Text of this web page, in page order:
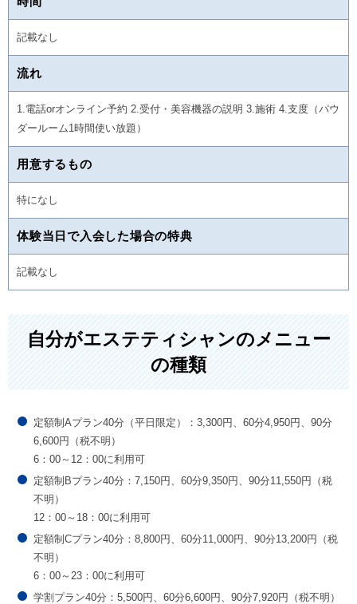
記載なし
流れ
1.電話orオンライン予約 2.受付・美容機器の説明 3.施術 4.支度（パウ
ダールーム1時間使い放題）
用意するもの
特になし
体験当日で入会した場合の特典
記載なし
自分がエステティシャンのメニュー
の種類
定額制Aプラン40分（平日限定）：3,300円、60分4,950円、90分
6,600円（税不明）
6：00～12：00に利用可
定額制Bプラン40分：7,150円、60分9,350円、90分11,550円（税
不明）
12：00～18：00に利用可
定額制Cプラン40分：8,800円、60分11,000円、90分13,200円（税
不明）
6：00～23：00に利用可
学割プラン40分：5,500円、60分6,600円、90分7,920円（税不明）